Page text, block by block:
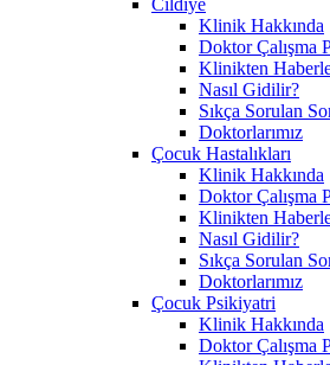
Klinik Hakkında
Doktor Çalışma
Klinikten
Nasıl Gidilir?
Sıkça Sorulan
Doktorlarımız
Çocuk Hastalıkları
Klinik Hakkında
Doktor Çalışma
Klinikten
Nasıl Gidilir?
Sıkça Sorulan
Doktorlarımız
Çocuk Psikiyatri
Klinik Hakkında
Doktor Çalışma